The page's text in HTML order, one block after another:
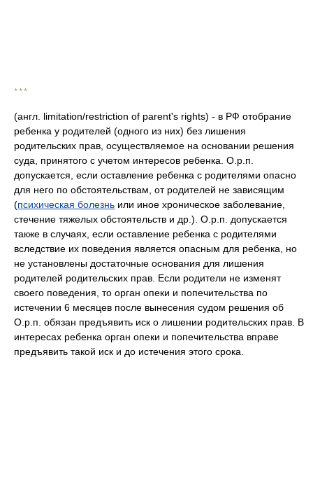
* * *
(англ. limitation/restriction of parent's rights) - в РФ отобрание
ребенка у родителей (одного из них) без лишения
родительских прав, осуществляемое на основании решения
суда, принятого с учетом интересов ребенка. О.р.п.
допускается, если оставление ребенка с родителями опасно
для него по обстоятельствам, от родителей не зависящим
(психическая болезнь или иное хроническое заболевание,
стечение тяжелых обстоятельств и др.). О.р.п. допускается
также в случаях, если оставление ребенка с родителями
вследствие их поведения является опасным для ребенка, но
не установлены достаточные основания для лишения
родителей родительских прав. Если родители не изменят
своего поведения, то орган опеки и попечительства по
истечении 6 месяцев после вынесения судом решения об
О.р.п. обязан предъявить иск о лишении родительских прав. В
интересах ребенка орган опеки и попечительства вправе
предъявить такой иск и до истечения этого срока.